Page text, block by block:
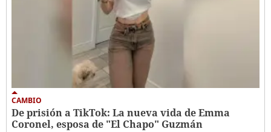
CAMBIO
De prisión a TikTok: La nueva vida de Emma
Coronel, esposa de "El Chapo" Guzmán